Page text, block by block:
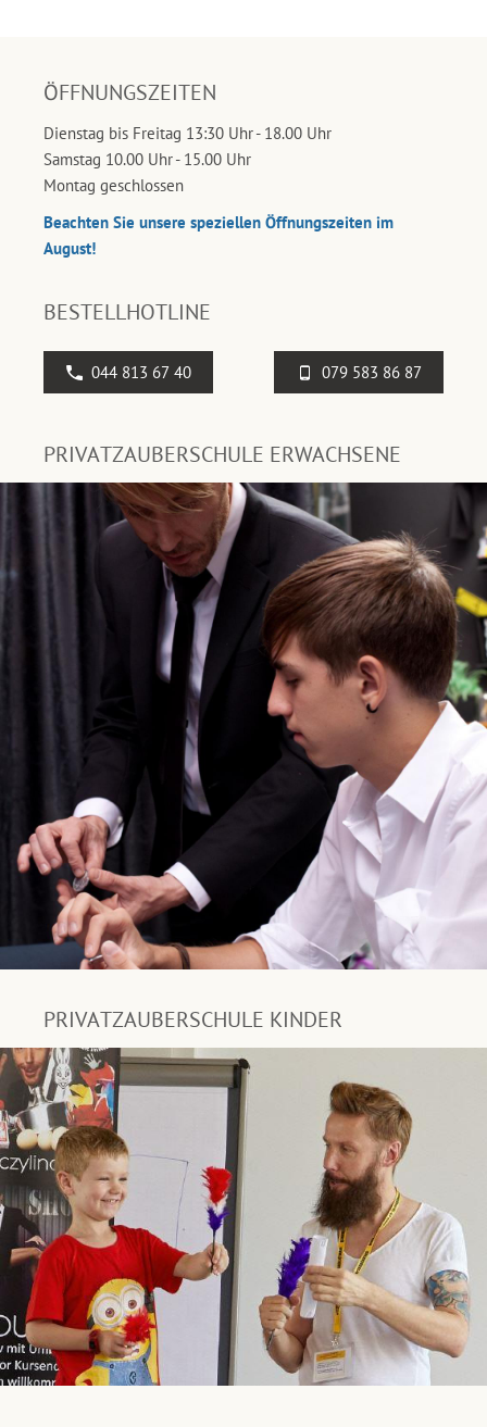
ÖFFNUNGSZEITEN
Dienstag bis Freitag 13:30 Uhr - 18.00 Uhr
Samstag 10.00 Uhr - 15.00 Uhr
Montag geschlossen
Beachten Sie unsere speziellen Öffnungszeiten im
August!
BESTELLHOTLINE
044 813 67 40 079 583 86 87
PRIVATZAUBERSCHULE ERWACHSENE
PRIVATZAUBERSCHULE KINDER